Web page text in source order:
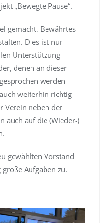
„Bewegte Pause“.
gemacht, Bewährtes
Dies ist nur
Unterstützung
denen an dieser
werden
weiterhin richtig
Verein neben der
auch auf die (Wieder-)
gewählten Vorstand
Aufgaben zu.